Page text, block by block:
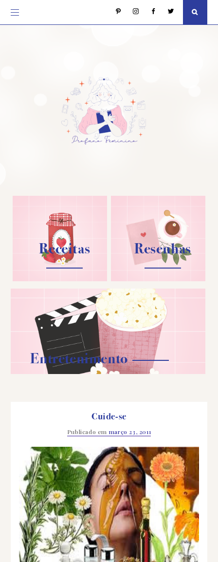
Receitas Resenhas
Entretenimento
Cuide-se
Publicado em março 23, 2011